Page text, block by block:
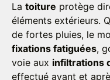
La toiture protège
éléments extérieurs.
de fortes pluies, le
fixations fatiguées,
voie aux infiltrations
effectué avant et